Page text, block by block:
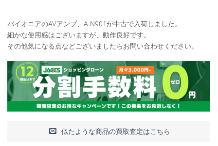
パイオニアのAVアンプ、A-N901が中古で入荷しました。
細かな使用感はございますが、動作良好です。
その他気になる点などございましたらお問い合わせください。
似たような商品の買取査定はこちら